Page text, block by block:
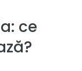
ce